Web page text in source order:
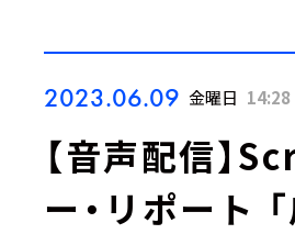
2023.06.09 金曜日 14:28
【音声配信】
ー・リポート